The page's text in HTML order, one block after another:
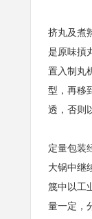
挤丸及煮
是原味摃
置入制丸
型，再移
透，否则
定量包装
大锅中继
篾中以工
量一定，